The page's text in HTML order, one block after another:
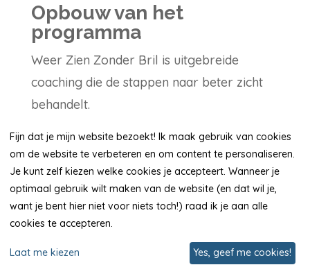
Opbouw van het
programma
Weer Zien Zonder Bril is uitgebreide
coaching die de stappen naar beter zicht
behandelt.
Je leert:
👍 Om naar je ogen te luisteren en de
behoeften van je ogen te begrijpen
👍 Hoe je je bril af kunt bouwen
👍 Technieken die je visuele vaardigheden
Fijn dat je mijn website bezoekt! Ik maak gebruik van cookies
om de website te verbeteren en om content te personaliseren.
Je kunt zelf kiezen welke cookies je accepteert. Wanneer je
optimaal gebruik wilt maken van de website (en dat wil je,
want je bent hier niet voor niets toch!) raad ik je aan alle
cookies te accepteren.
Laat me kiezen Yes, geef me cookies!